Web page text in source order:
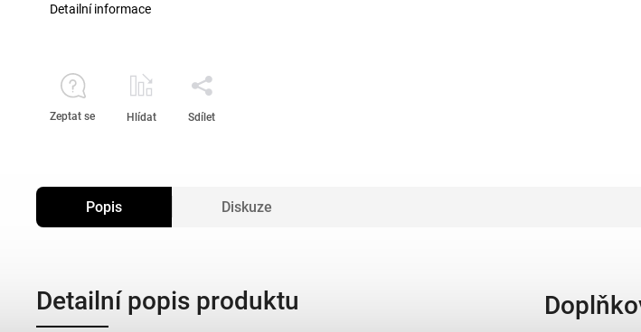
Detailní informace
Zeptat se Hlídat Sdílet
Popis Diskuze
Detailní popis produktu